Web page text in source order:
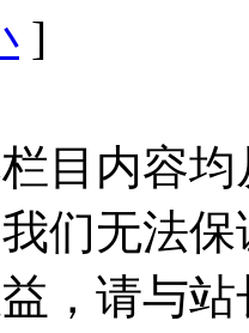
]
目内容
们无法
，请与